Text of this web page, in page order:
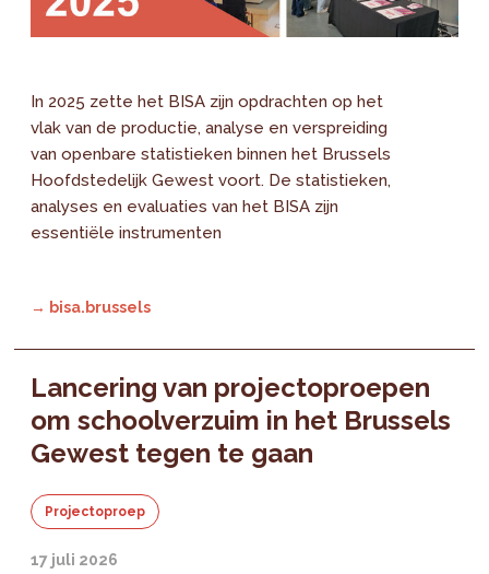
In 2025 zette het BISA zijn opdrachten op het
vlak van de productie, analyse en verspreiding
van openbare statistieken binnen het Brussels
Hoofdstedelijk Gewest voort. De statistieken,
analyses en evaluaties van het BISA zijn
essentiële instrumenten
→ bisa.brussels
Lancering van projectoproepen
om schoolverzuim in het Brussels
Gewest tegen te gaan
Projectoproep
17 juli 2026